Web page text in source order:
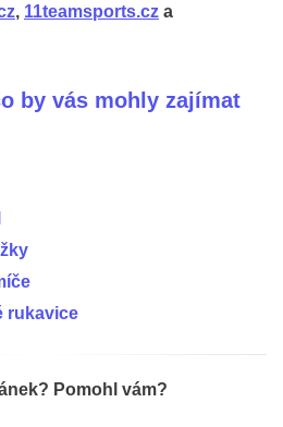
, 11teamsports.cz a
by vás mohly zajímat
rukavice
Pomohl vám?